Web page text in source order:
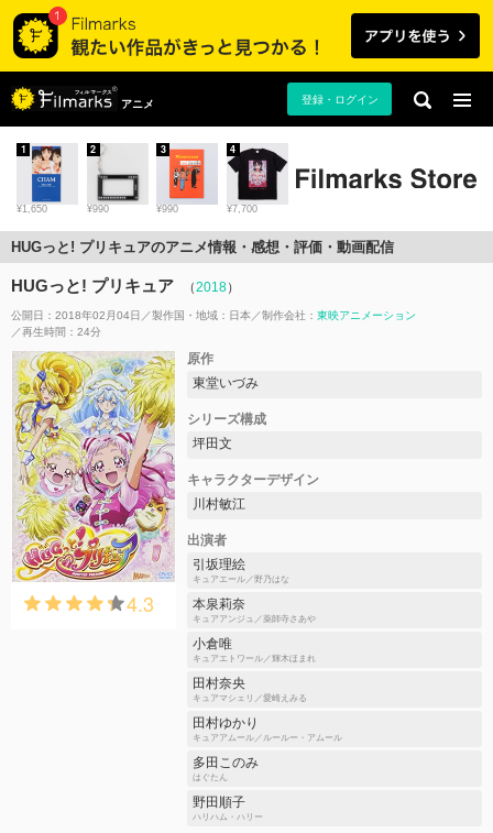
アニメ 登録・ログイン
¥1,650
1
¥990
2
¥990
3
¥7,700
4
HUGっと! プリキュアのアニメ情報・感想・評価・動画配信
HUGっと! プリキュア （2018）
公開日：2018年02月04日 製作国・地域： 日本 制作会社： 東映アニメーション
再生時間：24分
4.3
原作
東堂いづみ
シリーズ構成
坪田文
キャラクターデザイン
川村敏江
出演者
引坂理絵
キュアエール／野乃はな
本泉莉奈
キュアアンジュ／薬師寺さあや
小倉唯
キュアエトワール／輝木ほまれ
田村奈央
キュアマシェリ／愛崎えみる
田村ゆかり
キュアアムール／ルールー・アムール
多田このみ
はぐたん
野田順子
ハリハム・ハリー